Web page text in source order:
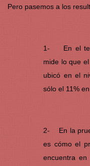
Pero pasemos a los
1- En el test
mide lo que
ubicó en el
sólo el 11%
2- En la
es cómo el
encuentra